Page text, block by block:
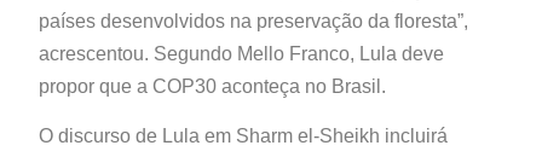
países desenvolvidos na preservação da floresta”,
acrescentou. Segundo Mello Franco, Lula deve
propor que a COP30 aconteça no Brasil.
O discurso de Lula em Sharm el-Sheikh incluirá